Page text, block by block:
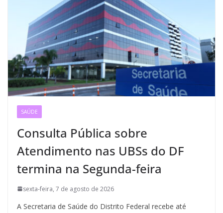
SAÚDE
Consulta Pública sobre
Atendimento nas UBSs do DF
termina na Segunda-feira
sexta-feira, 7 de agosto de 2026
A Secretaria de Saúde do Distrito Federal recebe até